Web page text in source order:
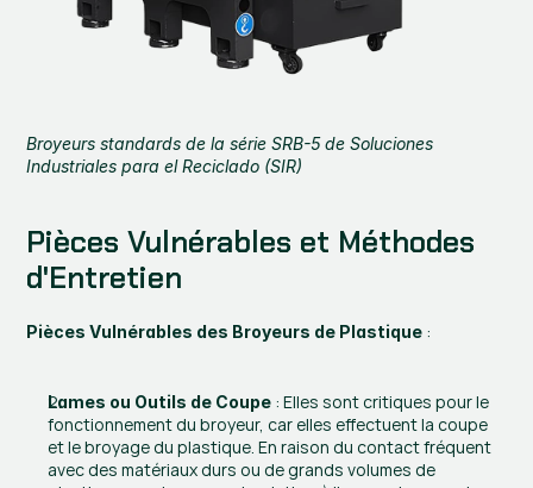
Broyeurs standards de la série SRB-5 de Soluciones
Industriales para el Reciclado (SIR)
Pièces Vulnérables et Méthodes
d'Entretien
Pièces Vulnérables des Broyeurs de Plastique :
Lames ou Outils de Coupe : Elles sont critiques pour le
fonctionnement du broyeur, car elles effectuent la coupe
et le broyage du plastique. En raison du contact fréquent
avec des matériaux durs ou de grands volumes de